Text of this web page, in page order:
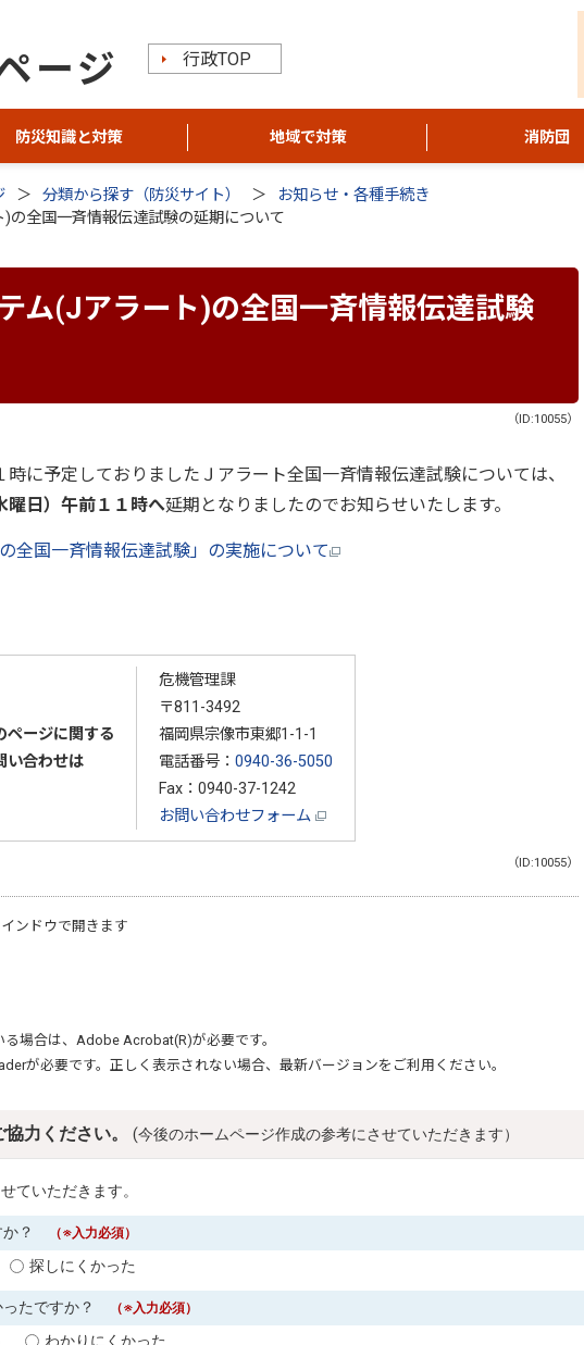
行政TOP
防災知識と対策 地域で対策 消防団
分類から探す（防災サイト）
お知らせ・各種手続き
の全国一斉情報伝達試験の延期について
ム(Jアラート)の全国一斉情報伝達試験
（ID:10055）
に予定しておりましたＪアラート全国一斉情報伝達試験については、
曜日）午前１１時へ延期となりましたのでお知らせいたします。
全国一斉情報伝達試験」の実施について
ページに関する
い合わせは
危機管理課
〒811-3492
福岡県宗像市東郷1-1-1
電話番号： 0940-36-5050
Fax：0940-37-1242
お問い合わせフォーム
（ID:10055）
ンドウで開きます
場合は、 Adobe Acrobat(R)が必要です。
が必要です。正しく表示されない場合、最新バージョンをご利用ください。